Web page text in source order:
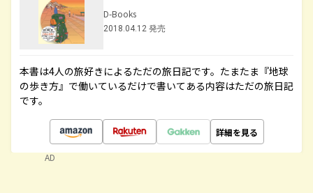
D-Books
2018.04.12 発売
本書は4人の旅好きによるただの旅日記です。たまたま『地球
の歩き方』で働いているだけで書いてある内容はただの旅日記
です。
詳細を見る
AD